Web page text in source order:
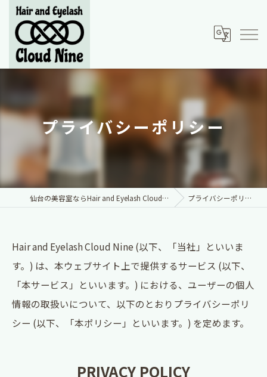
プライバシーポリシー
仙台の美容室ならHair and Eyelash Cloud Nine プライバシーポリシー
Hair and Eyelash Cloud Nine (以下、「当社」といいま
す。) は、本ウェブサイト上で提供するサービス (以下、
「本サービス」といいます。) における、ユーザーの個人
情報の取扱いについて、以下のとおりプライバシーポリ
シー (以下、「本ポリシー」といいます。) を定めます。
PRIVACY POLICY